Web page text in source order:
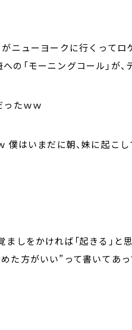
がニューヨークに行くって
の「モーニングコール」が
ったｗｗ
僕はいまだに朝、妹に起こ
しをかければ「起きる」と
た方がいい”って書いてあっ